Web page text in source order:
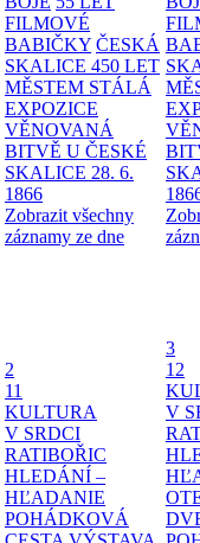
FILMOVÉ
BABIČKY ČESKÁ
SKALICE 450 LET
MĚSTEM STÁLÁ
EXPOZICE
VĚNOVANÁ
BITVĚ U ČESKÉ
SKALICE 28. 6.
1866
Zobrazit všechny
záznamy ze dne
2
11
KULTURA
V SRDCI
RATIBOŘIC
HLEDÁNÍ –
HĽADANIE
POHÁDKOVÁ
3
12
V